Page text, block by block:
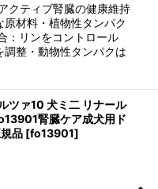
クティブ腎臓の健康維持
材料・植物性タンパク
：リンをコントロール
調整・動物性タンパクは
ツァ10 犬ミ二 リナール
腎臓ケア成犬用ド
品 [fo13901]